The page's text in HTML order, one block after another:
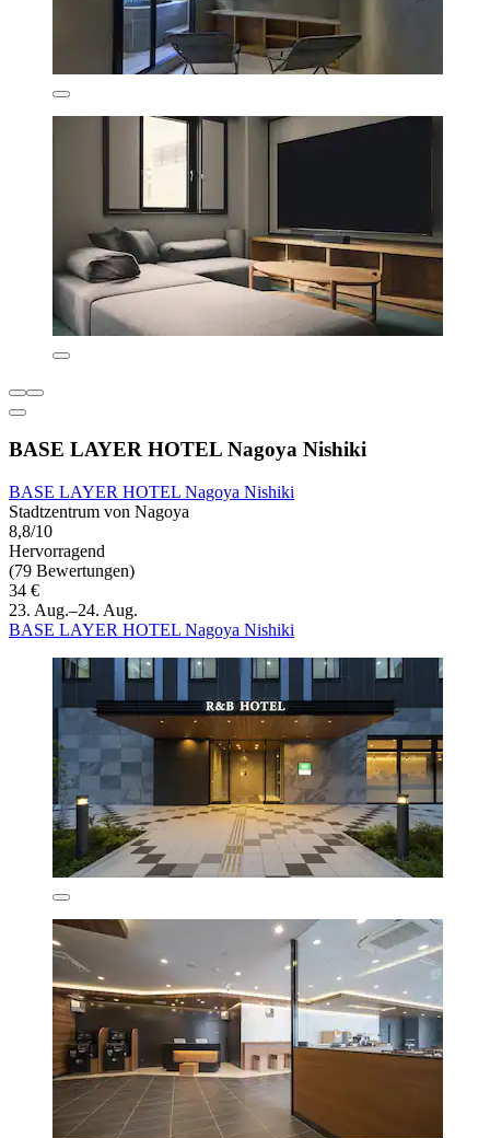
BASE LAYER HOTEL Nagoya Nishiki
BASE LAYER HOTEL Nagoya Nishiki
Stadtzentrum von Nagoya
8,8/10
Hervorragend
(79 Bewertungen)
34 €
23. Aug.–24. Aug.
BASE LAYER HOTEL Nagoya Nishiki